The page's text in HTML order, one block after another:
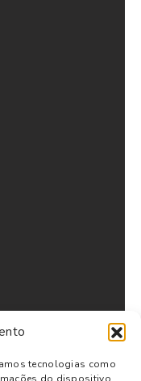
tecnologias como